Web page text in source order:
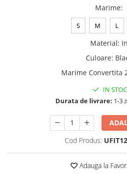
Marime:
S M L
Material: In
Culoare:
Marime Convertita
IN STOC
Durata de livrare: 1-3
Cod Produs:
Adauga la